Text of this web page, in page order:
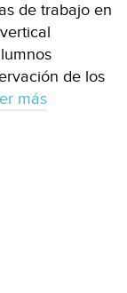
de trabajo en
de los
más